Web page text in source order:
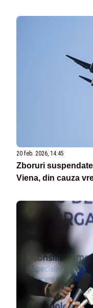
20 feb. 2026, 14:45
Zboruri
Viena, din cauza